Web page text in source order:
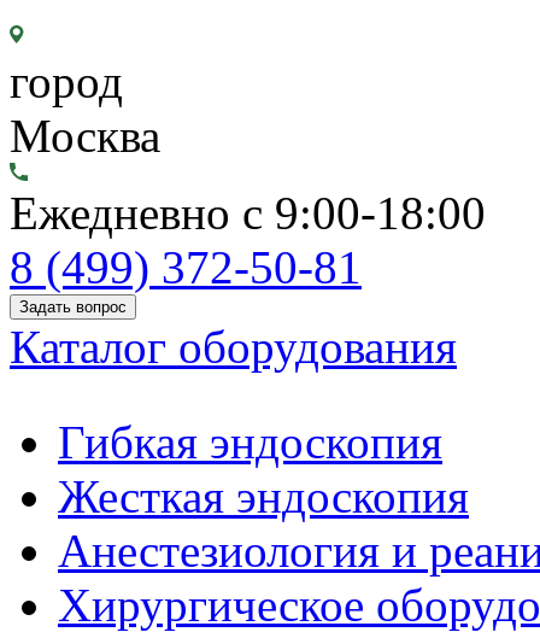
город
Москва
Ежедневно с 9:00-18:00
8 (499) 372-50-81
Задать вопрос
Каталог оборудования
Гибкая эндоскопия
Жесткая эндоскопия
Анестезиология и
Хирургическое